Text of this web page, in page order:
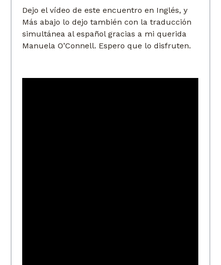
Dejo el vídeo de este encuentro en Inglés, y
Más abajo lo dejo también con la traducción
simultánea al español gracias a mi querida
Manuela O’Connell. Espero que lo disfruten.